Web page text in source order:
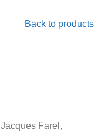
Back to products
Farel,